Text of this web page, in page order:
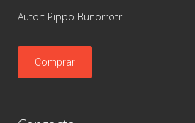
Autor: Pippo Bunorrotri
Comprar